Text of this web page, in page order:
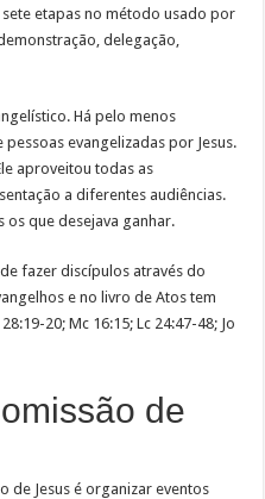
sete etapas no método usado por
delegação,
Há pelo menos
evangelizadas por Jesus.
aproveitou todas as
a diferentes audiências.
os que desejava ganhar.
fazer discípulos através do
e no livro de Atos tem
20; Mc 16:15; Lc 24:47-48; Jo
de
de Jesus é organizar eventos